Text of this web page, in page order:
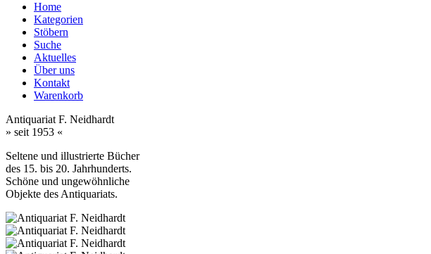
Home
Kategorien
Stöbern
Suche
Aktuelles
Über uns
Kontakt
Warenkorb
Antiquariat F. Neidhardt
» seit 1953 «
Seltene und illustrierte Bücher
des 15. bis 20. Jahrhunderts.
Schöne und ungewöhnliche
Objekte des Antiquariats.